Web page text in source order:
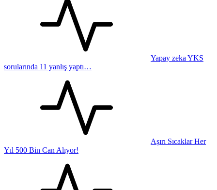
Yapay zeka YKS
sorularında 11 yanlış yaptı…
Aşırı Sıcaklar Her
Yıl 500 Bin Can Alıyor!